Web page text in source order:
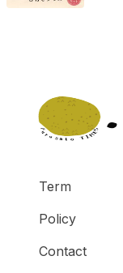
Term
Policy
Contact